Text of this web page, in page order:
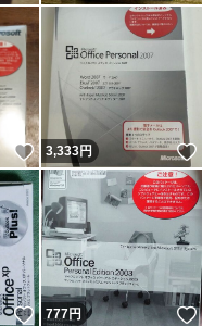
いいね！
3,333円
いいね！
777円